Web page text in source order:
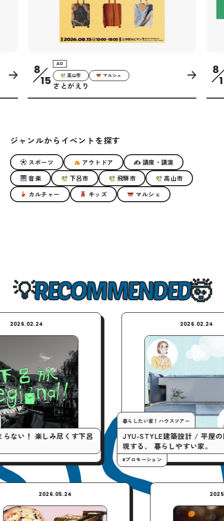
8
15
AD
高山市 マルシェ
さとがえり
8
ジャンルからイベントを探す
スポーツ アウトドア
✍ 講座・講演
音楽
下呂市 飛騨市
高山市
カルチャー
キッズ マルシェ
RECOMMENDED
み尽くす下呂
暮らしたい家！ハウスツアー
JYU-STYLE建築設計 / 平屋の間取りで実
現する、 暮らしやすい家。
#プロモーション
2026.05.24